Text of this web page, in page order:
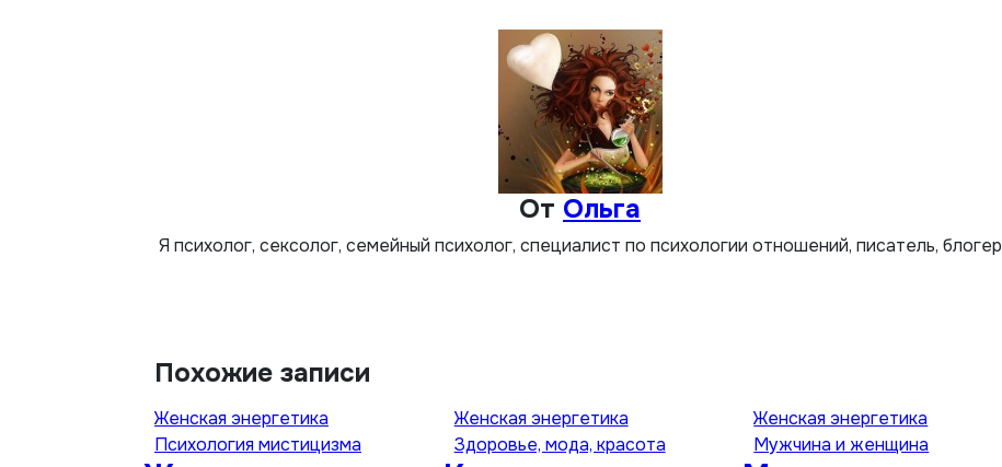
От Ольга
Я психолог, сексолог, семейный психолог, специалист по психологии отношений, писатель, блогер
Похожие записи
Женская энергетика
Психология мистицизма
Женская энергетика
Здоровье, мода, красота
Женская энергетика
Мужчина и женщина